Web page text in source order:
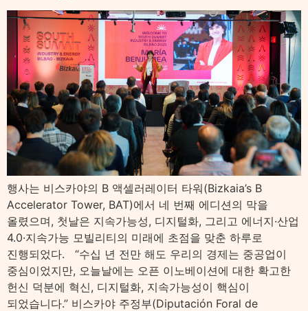
행사는 비스카야의 B 액셀러레이터 타워(Bizkaia’s B
Accelerator Tower, BAT)에서 네 번째 에디션의 막을
올렸으며, 첫날은 지속가능성, 디지털화, 그리고 에너지·산업
4.0·지속가능 모빌리티의 미래에 초점을 맞춘 하루로
진행되었다. “수십 년 전만 해도 우리의 경제는 중공업이
중심이었지만, 오늘날에는 오픈 이노베이션에 대한 확고한
헌신 덕분에 혁신, 디지털화, 지속가능성이 핵심이
되었습니다.” 비스카야 주정부(Diputación Foral de